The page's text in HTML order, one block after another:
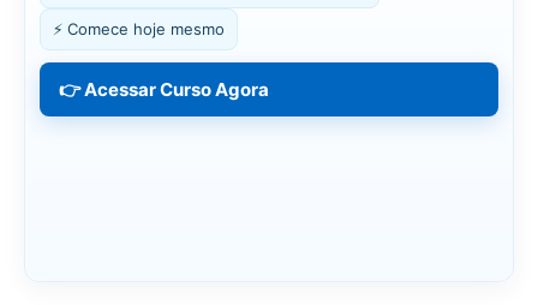
⚡ Comece hoje mesmo
👉 Acessar Curso Agora